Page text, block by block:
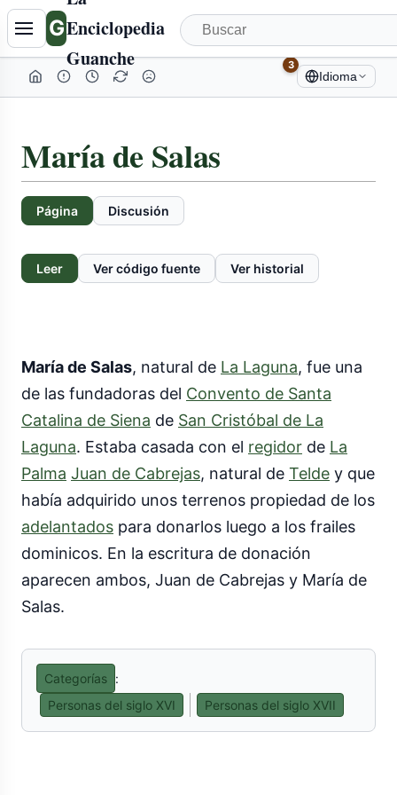
GEnciclopedia
Guanche
3
Idioma
María de Salas
Página Discusión
Leer Ver código fuente Ver historial
María de Salas, natural de La Laguna, fue una
de las fundadoras del Convento de Santa
Catalina de Siena de San Cristóbal de La
Laguna. Estaba casada con el regidor de La
Palma Juan de Cabrejas, natural de Telde y que
había adquirido unos terrenos propiedad de los
adelantados para donarlos luego a los frailes
dominicos. En la escritura de donación
aparecen ambos, Juan de Cabrejas y María de
Salas.
Categorías :
Personas del siglo XVI
Personas del siglo XVII